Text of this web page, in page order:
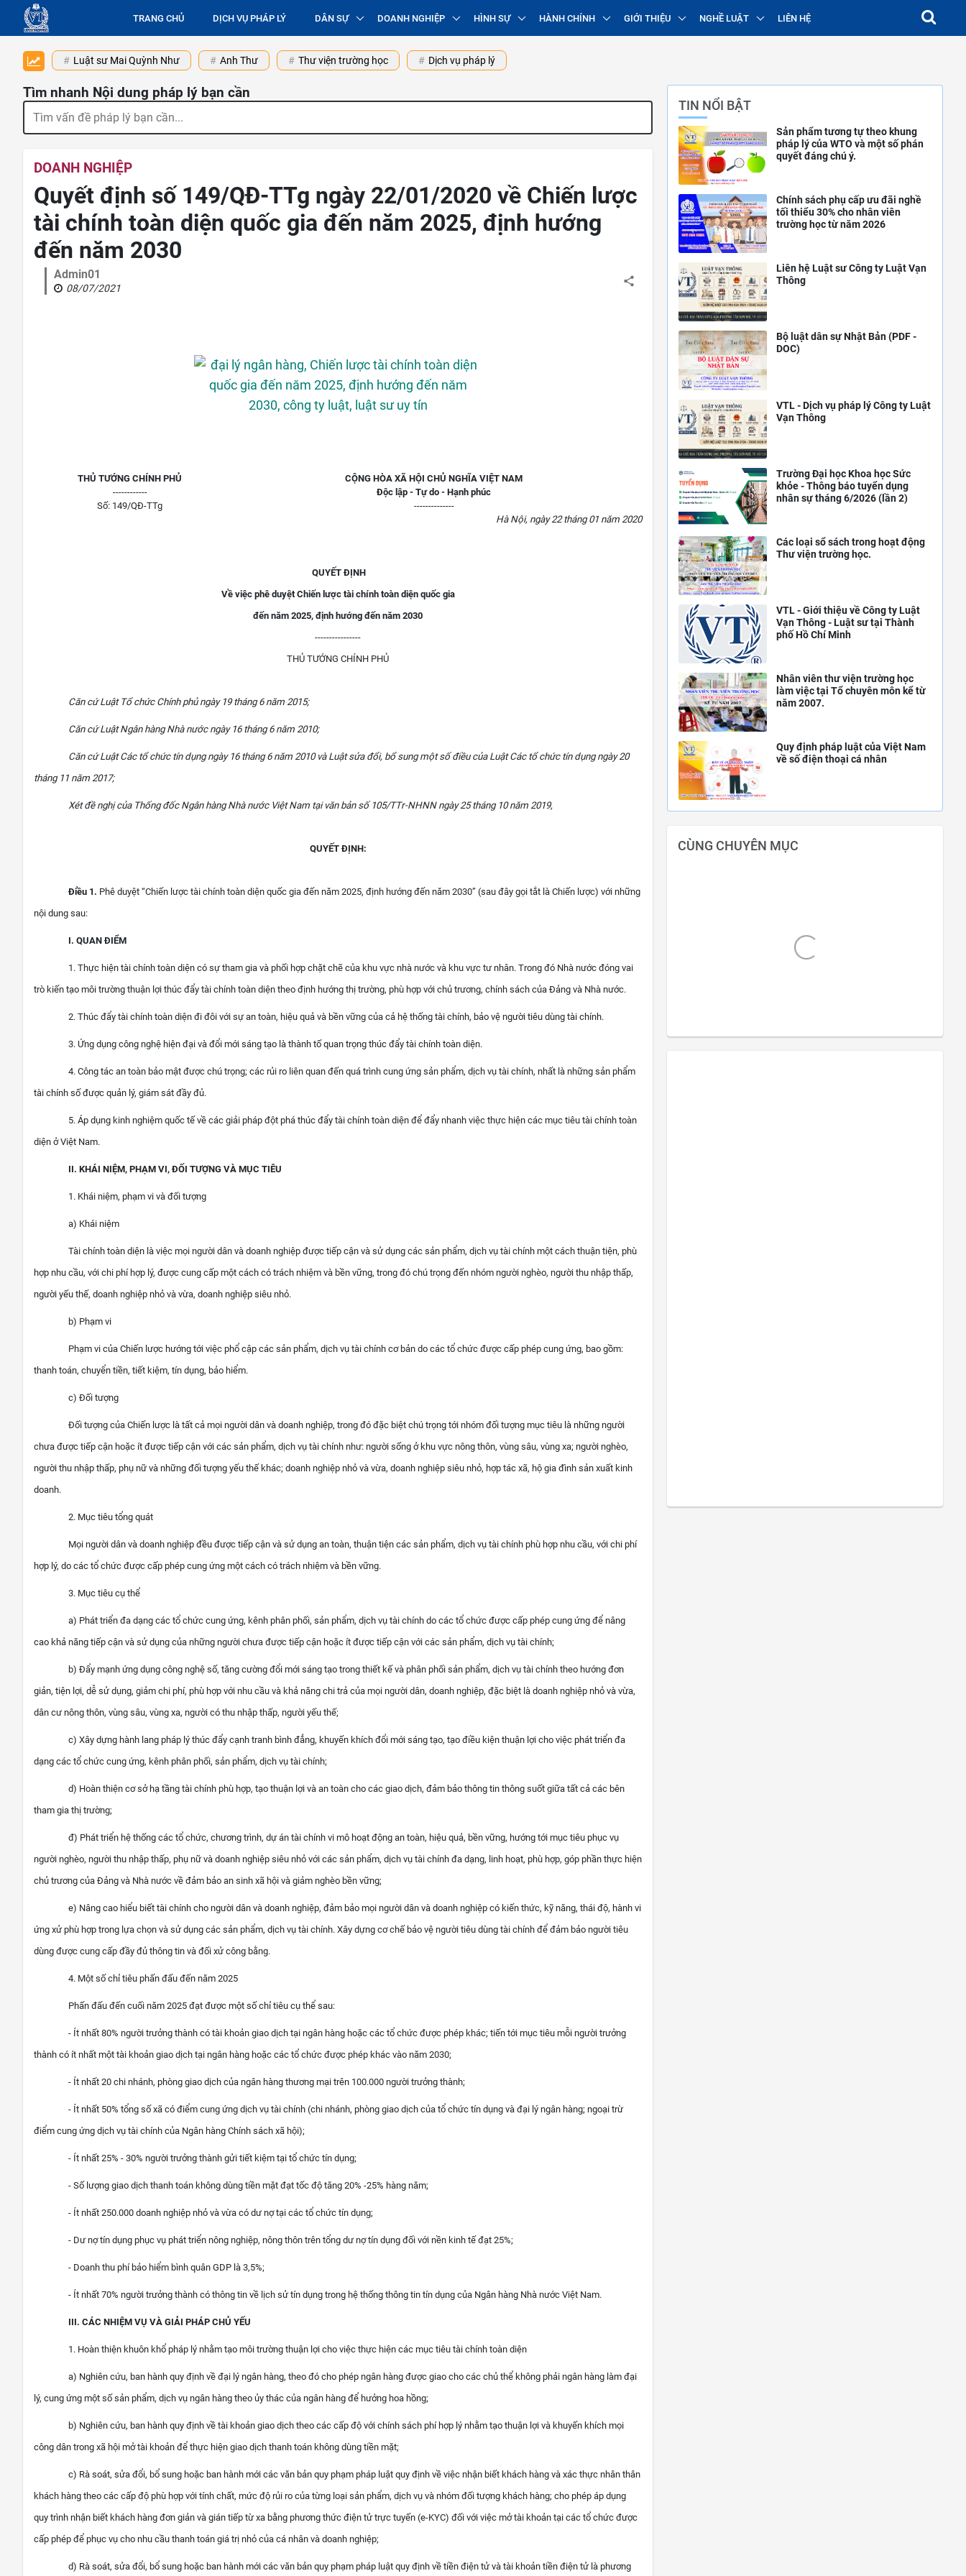
TRANG CHỦ DỊCH VỤ PHÁP LÝ DÂN SỰ DOANH NGHIỆP HÌNH SỰ HÀNH CHÍNH GIỚI THIỆU NGHỀ LUẬT LIÊN HỆ
Luật sư Mai Quỳnh Như Anh Thư Thư viện trường học Dịch vụ pháp lý
Tìm nhanh Nội dung pháp lý bạn cần
DOANH NGHIỆP
Quyết định số 149/QĐ-TTg ngày 22/01/2020 về Chiến lược
tài chính toàn diện quốc gia đến năm 2025, định hướng
đến năm 2030
Admin01
08/07/2021
THỦ TƯỚNG CHÍNH PHỦ
------------
Số: 149/QĐ-TTg
CỘNG HÒA XÃ HỘI CHỦ NGHĨA VIỆT NAM
Độc lập - Tự do - Hạnh phúc
--------------
Hà Nội, ngày 22 tháng 01 năm 2020
QUYẾT ĐỊNH
Về việc phê duyệt Chiến lược tài chính toàn diện quốc gia
đến năm 2025, định hướng đến năm 2030
----------------
THỦ TƯỚNG CHÍNH PHỦ
Căn cứ Luật Tổ chức Chính phủ ngày 19 tháng 6 năm 2015;
Căn cứ Luật Ngân hàng Nhà nước ngày 16 tháng 6 năm 2010;
Căn cứ Luật Các tổ chức tín dụng ngày 16 tháng 6 năm 2010 và Luật sửa đổi, bổ sung một số điều của Luật Các tổ chức tín dụng ngày 20
tháng 11 năm 2017;
Xét đề nghị của Thống đốc Ngân hàng Nhà nước Việt Nam tại văn bản số 105/TTr-NHNN ngày 25 tháng 10 năm 2019,
QUYẾT ĐỊNH:
Điều 1. Phê duyệt “Chiến lược tài chính toàn diện quốc gia đến năm 2025, định hướng đến năm 2030” (sau đây gọi tắt là Chiến lược) với những
nội dung sau:
I. QUAN ĐIỂM
1. Thực hiện tài chính toàn diện có sự tham gia và phối hợp chặt chẽ của khu vực nhà nước và khu vực tư nhân. Trong đó Nhà nước đóng vai
trò kiến tạo môi trường thuận lợi thúc đẩy tài chính toàn diện theo định hướng thị trường, phù hợp với chủ trương, chính sách của Đảng và Nhà nước.
2. Thúc đẩy tài chính toàn diện đi đôi với sự an toàn, hiệu quả và bền vững của cả hệ thống tài chính, bảo vệ người tiêu dùng tài chính.
3. Ứng dụng công nghệ hiện đại và đổi mới sáng tạo là thành tố quan trọng thúc đẩy tài chính toàn diện.
4. Công tác an toàn bảo mật được chú trọng; các rủi ro liên quan đến quá trình cung ứng sản phẩm, dịch vụ tài chính, nhất là những sản phẩm
tài chính số được quản lý, giám sát đầy đủ.
5. Áp dụng kinh nghiệm quốc tế về các giải pháp đột phá thúc đẩy tài chính toàn diện để đẩy nhanh việc thực hiện các mục tiêu tài chính toàn
diện ở Việt Nam.
II. KHÁI NIỆM, PHẠM VI, ĐỐI TƯỢNG VÀ MỤC TIÊU
1. Khái niệm, phạm vi và đối tượng
a) Khái niệm
Tài chính toàn diện là việc mọi người dân và doanh nghiệp được tiếp cận và sử dụng các sản phẩm, dịch vụ tài chính một cách thuận tiện, phù
hợp nhu cầu, với chi phí hợp lý, được cung cấp một cách có trách nhiệm và bền vững, trong đó chú trọng đến nhóm người nghèo, người thu nhập thấp,
người yếu thế, doanh nghiệp nhỏ và vừa, doanh nghiệp siêu nhỏ.
b) Phạm vi
Phạm vi của Chiến lược hướng tới việc phổ cập các sản phẩm, dịch vụ tài chính cơ bản do các tổ chức được cấp phép cung ứng, bao gồm:
thanh toán, chuyển tiền, tiết kiệm, tín dụng, bảo hiểm.
c) Đối tượng
Đối tượng của Chiến lược là tất cả mọi người dân và doanh nghiệp, trong đó đặc biệt chú trọng tới nhóm đối tượng mục tiêu là những người
chưa được tiếp cận hoặc ít được tiếp cận với các sản phẩm, dịch vụ tài chính như: người sống ở khu vực nông thôn, vùng sâu, vùng xa; người nghèo,
người thu nhập thấp, phụ nữ và những đối tượng yếu thế khác; doanh nghiệp nhỏ và vừa, doanh nghiệp siêu nhỏ, hợp tác xã, hộ gia đình sản xuất kinh
doanh.
2. Mục tiêu tổng quát
Mọi người dân và doanh nghiệp đều được tiếp cận và sử dụng an toàn, thuận tiện các sản phẩm, dịch vụ tài chính phù hợp nhu cầu, với chi phí
hợp lý, do các tổ chức được cấp phép cung ứng một cách có trách nhiệm và bền vững.
3. Mục tiêu cụ thể
a) Phát triển đa dạng các tổ chức cung ứng, kênh phân phối, sản phẩm, dịch vụ tài chính do các tổ chức được cấp phép cung ứng để nâng
cao khả năng tiếp cận và sử dụng của những người chưa được tiếp cận hoặc ít được tiếp cận với các sản phẩm, dịch vụ tài chính;
b) Đẩy mạnh ứng dụng công nghệ số, tăng cường đổi mới sáng tạo trong thiết kế và phân phối sản phẩm, dịch vụ tài chính theo hướng đơn
giản, tiện lợi, dễ sử dụng, giảm chi phí, phù hợp với nhu cầu và khả năng chi trả của mọi người dân, doanh nghiệp, đặc biệt là doanh nghiệp nhỏ và vừa,
dân cư nông thôn, vùng sâu, vùng xa, người có thu nhập thấp, người yếu thế;
c) Xây dựng hành lang pháp lý thúc đẩy cạnh tranh bình đẳng, khuyến khích đổi mới sáng tạo, tạo điều kiện thuận lợi cho việc phát triển đa
dạng các tổ chức cung ứng, kênh phân phối, sản phẩm, dịch vụ tài chính;
d) Hoàn thiện cơ sở hạ tầng tài chính phù hợp, tạo thuận lợi và an toàn cho các giao dịch, đảm bảo thông tin thông suốt giữa tất cả các bên
tham gia thị trường;
đ) Phát triển hệ thống các tổ chức, chương trình, dự án tài chính vi mô hoạt động an toàn, hiệu quả, bền vững, hướng tới mục tiêu phục vụ
người nghèo, người thu nhập thấp, phụ nữ và doanh nghiệp siêu nhỏ với các sản phẩm, dịch vụ tài chính đa dạng, linh hoạt, phù hợp, góp phần thực hiện
chủ trương của Đảng và Nhà nước về đảm bảo an sinh xã hội và giảm nghèo bền vững;
e) Nâng cao hiểu biết tài chính cho người dân và doanh nghiệp, đảm bảo mọi người dân và doanh nghiệp có kiến thức, kỹ năng, thái độ, hành vi
ứng xử phù hợp trong lựa chọn và sử dụng các sản phẩm, dịch vụ tài chính. Xây dựng cơ chế bảo vệ người tiêu dùng tài chính để đảm bảo người tiêu
dùng được cung cấp đầy đủ thông tin và đối xử công bằng.
4. Một số chỉ tiêu phấn đấu đến năm 2025
Phấn đấu đến cuối năm 2025 đạt được một số chỉ tiêu cụ thể sau:
- Ít nhất 80% người trưởng thành có tài khoản giao dịch tại ngân hàng hoặc các tổ chức được phép khác; tiến tới mục tiêu mỗi người trưởng
thành có ít nhất một tài khoản giao dịch tại ngân hàng hoặc các tổ chức được phép khác vào năm 2030;
- Ít nhất 20 chi nhánh, phòng giao dịch của ngân hàng thương mại trên 100.000 người trưởng thành;
- Ít nhất 50% tổng số xã có điểm cung ứng dịch vụ tài chính (chi nhánh, phòng giao dịch của tổ chức tín dụng và đại lý ngân hàng; ngoại trừ
điểm cung ứng dịch vụ tài chính của Ngân hàng Chính sách xã hội);
- Ít nhất 25% - 30% người trưởng thành gửi tiết kiệm tại tổ chức tín dụng;
- Số lượng giao dịch thanh toán không dùng tiền mặt đạt tốc độ tăng 20% -25% hàng năm;
- Ít nhất 250.000 doanh nghiệp nhỏ và vừa có dư nợ tại các tổ chức tín dụng;
- Dư nợ tín dụng phục vụ phát triển nông nghiệp, nông thôn trên tổng dư nợ tín dụng đối với nền kinh tế đạt 25%;
- Doanh thu phí bảo hiểm bình quân GDP là 3,5%;
- Ít nhất 70% người trưởng thành có thông tin về lịch sử tín dụng trong hệ thống thông tin tín dụng của Ngân hàng Nhà nước Việt Nam.
III. CÁC NHIỆM VỤ VÀ GIẢI PHÁP CHỦ YẾU
1. Hoàn thiện khuôn khổ pháp lý nhằm tạo môi trường thuận lợi cho việc thực hiện các mục tiêu tài chính toàn diện
a) Nghiên cứu, ban hành quy định về đại lý ngân hàng, theo đó cho phép ngân hàng được giao cho các chủ thể không phải ngân hàng làm đại
lý, cung ứng một số sản phẩm, dịch vụ ngân hàng theo ủy thác của ngân hàng để hưởng hoa hồng;
b) Nghiên cứu, ban hành quy định về tài khoản giao dịch theo các cấp độ với chính sách phí hợp lý nhằm tạo thuận lợi và khuyến khích mọi
công dân trong xã hội mở tài khoản để thực hiện giao dịch thanh toán không dùng tiền mặt;
c) Rà soát, sửa đổi, bổ sung hoặc ban hành mới các văn bản quy phạm pháp luật quy định về việc nhận biết khách hàng và xác thực nhân thân
khách hàng theo các cấp độ phù hợp với tính chất, mức độ rủi ro của từng loại sản phẩm, dịch vụ và nhóm đối tượng khách hàng; cho phép áp dụng
quy trình nhận biết khách hàng đơn giản và gián tiếp từ xa bằng phương thức điện tử trực tuyến (e-KYC) đối với việc mở tài khoản tại các tổ chức được
cấp phép để phục vụ cho nhu cầu thanh toán giá trị nhỏ của cá nhân và doanh nghiệp;
d) Rà soát, sửa đổi, bổ sung hoặc ban hành mới các văn bản quy phạm pháp luật quy định về tiền điện tử và tài khoản tiền điện tử là phương
TIN NỔI BẬT
Sản phẩm tương tự theo khung
pháp lý của WTO và một số phán
quyết đáng chú ý.
Chính sách phụ cấp ưu đãi nghề
tối thiểu 30% cho nhân viên
trường học từ năm 2026
Liên hệ Luật sư Công ty Luật Vạn
Thông
Bộ luật dân sự Nhật Bản (PDF -
DOC)
VTL - Dịch vụ pháp lý Công ty Luật
Vạn Thông
Trường Đại học Khoa học Sức
khỏe - Thông báo tuyển dụng
nhân sự tháng 6/2026 (lần 2)
Các loại sổ sách trong hoạt động
Thư viện trường học.
VTL - Giới thiệu về Công ty Luật
Vạn Thông - Luật sư tại Thành
phố Hồ Chí Minh
Nhân viên thư viện trường học
làm việc tại Tổ chuyên môn kể từ
năm 2007.
Quy định pháp luật của Việt Nam
về số điện thoại cá nhân
CÙNG CHUYÊN MỤC